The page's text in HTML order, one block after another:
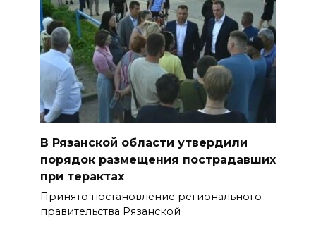
В Рязанской области утвердили
порядок размещения пострадавших
при терактах
Принято постановление регионального
правительства Рязанской